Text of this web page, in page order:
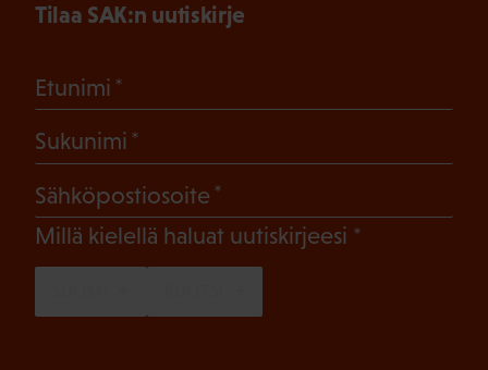
Tilaa SAK:n uutiskirje
Etunimi
Sukunimi
Sähköpostiosoite
Millä kielellä haluat uutiskirjeesi (Pakollinen)